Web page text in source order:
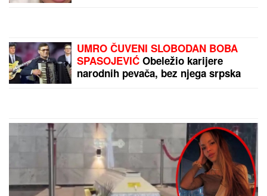
UMRO ČUVENI SLOBODAN BOBA
SPASOJEVIĆ Obeležio karijere
narodnih pevača, bez njega srpska